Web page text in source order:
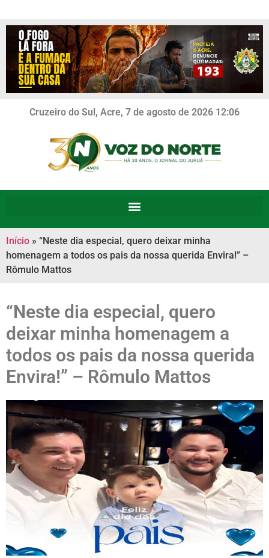
Cruzeiro do Sul, Acre, 7 de agosto de 2026 12:06
Início » “Neste dia especial, quero deixar minha
homenagem a todos os pais da nossa querida Envira!” –
Rômulo Mattos
“Neste dia especial, quero
deixar minha homenagem a
todos os pais da nossa querida
Envira!” – Rômulo Mattos